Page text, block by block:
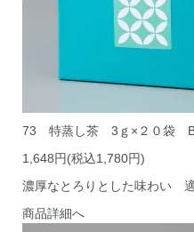
73 特蒸し茶 3ｇ×２０袋
1,648円(税込1,780円)
濃厚なとろりとした味わい
商品詳細へ